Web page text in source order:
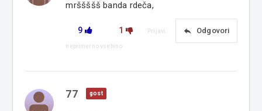
mrššššš banda rdeča,
9 1 reply Odgovori
Prijavi
neprimerno vsebino
77 gost